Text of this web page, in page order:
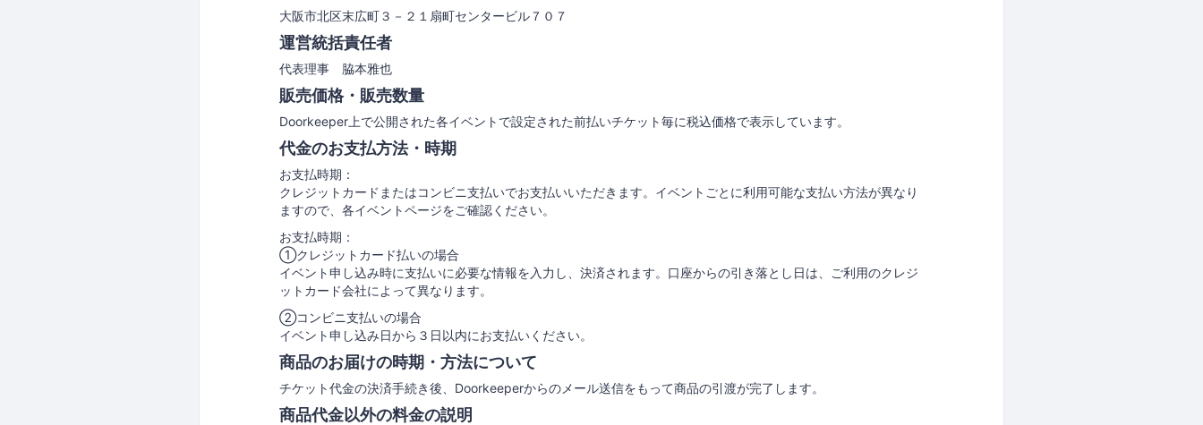
大阪市北区末広町３－２１扇町センタービル７０７
運営統括責任者
代表理事 脇本雅也
販売価格・販売数量
Doorkeeper上で公開された各イベントで設定された前払いチケット毎に税込価格で表示しています。
代金のお支払方法・時期
お支払時期：
クレジットカードまたはコンビニ支払いでお支払いいただきます。イベントごとに利用可能な支払い方法が異なり
ますので、各イベントページをご確認ください。
お支払時期：
①クレジットカード払いの場合
イベント申し込み時に支払いに必要な情報を入力し、決済されます。口座からの引き落とし日は、ご利用のクレジ
ットカード会社によって異なります。
②コンビニ支払いの場合
イベント申し込み日から３日以内にお支払いください。
商品のお届けの時期・方法について
チケット代金の決済手続き後、Doorkeeperからのメール送信をもって商品の引渡が完了します。
商品代金以外の料金の説明